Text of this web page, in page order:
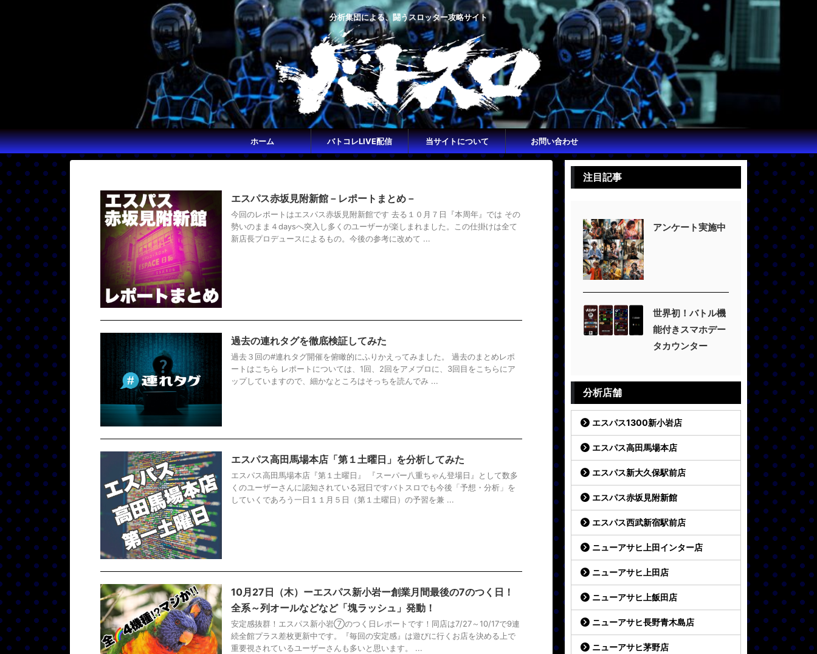
分析集団による、闘うスロッター攻略サイト
ホーム バトコレLIVE配信 当サイトについて お問い合わせ
エスパス赤坂見附新館－レポートまとめ－
今回のレポートはエスパス赤坂見附新館です 去る１０月７日『本周年』では その
勢いのまま４daysへ突入し多くのユーザーが楽しまれました。この仕掛けは全て
新店長プロデュースによるもの。今後の参考に改めて ...
過去の連れタグを徹底検証してみた
過去３回の#連れタグ開催を俯瞰的にふりかえってみました。 過去のまとめレポ
ートはこちら レポートについては、1回、2回をアメブロに、3回目をこちらにア
ップしていますので、細かなところはそっちを読んでみ ...
エスパス高田馬場本店「第１土曜日」を分析してみた
エスパス高田馬場本店『第１土曜日』 『スーパー八重ちゃん登場日』として数多
くのユーザーさんに認知されている冠日ですバトスロでも今後「予想・分析」を
していくであろう一日１１月５日（第１土曜日）の予習を兼 ...
10月27日（木）ーエスパス新小岩ー創業月間最後の7のつく日！
全系～列オールなどなど「塊ラッシュ」発動！
安定感抜群！エスパス新小岩⑦のつく日レポートです！同店は7/27～10/17で9連
続全館プラス差枚更新中です。『毎回の安定感』は遊びに行くお店を決める上で
重要視されているユーザーさんも多いと思います。 ...
注目記事
アンケート実施中
世界初！バトル機
能付きスマホデー
タカウンター
分析店舗
エスパス1300新小岩店
エスパス高田馬場本店
エスパス新大久保駅前店
エスパス赤坂見附新館
エスパス西武新宿駅前店
ニューアサヒ上田インター店
ニューアサヒ上田店
ニューアサヒ上飯田店
ニューアサヒ長野青木島店
ニューアサヒ茅野店